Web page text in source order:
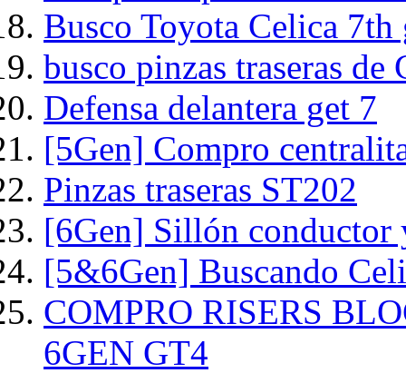
Busco Toyota Celica 7th
busco pinzas traseras de
Defensa delantera get 7
[5Gen] Compro
Pinzas traseras ST202
[6Gen] Sillón conductor
[5&6Gen] Buscando
COMPRO RISERS
6GEN GT4